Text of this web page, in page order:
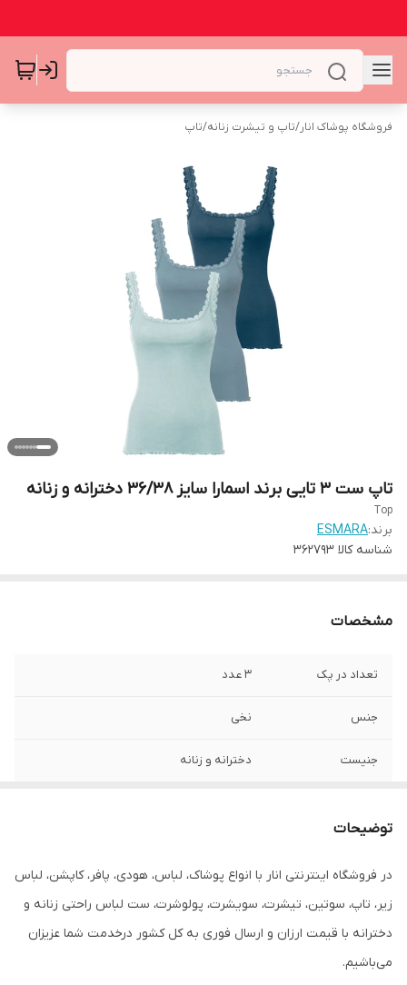
فروشگاه پوشاک انار/تاپ و تیشرت زنانه/تاپ
تاپ ست 3 تایی برند اسمارا سایز 36/38 دخترانه و زنانه
Top
برند:ESMARA
شناسه کالا 362793
مشخصات
تعداد در پک 3 عدد
جنس نخی
جنیست دخترانه و زنانه
توضیحات
در فروشگاه اینترنتی انار با انواع پوشاک، لباس، هودی، پافر، کاپشن، لباس
زیر، تاپ، سوتین، تیشرت، سویشرت، پولوشرت، ست لباس راحتی زنانه و
دخترانه با قیمت ارزان و ارسال فوری به کل کشور درخدمت شما عزیزان
می‌باشیم.